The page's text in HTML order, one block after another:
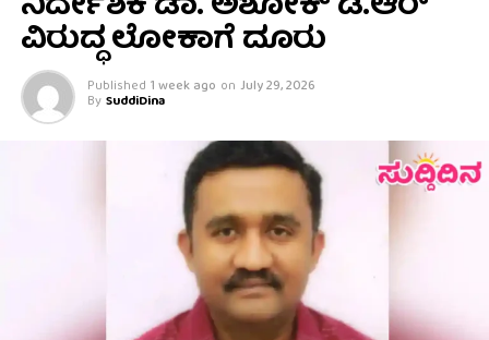
ವಿರುದ್ಧ ಲೋಕಾಗೆ ದೂರು
Published 1 week ago on July 29, 2026
By SuddiDina